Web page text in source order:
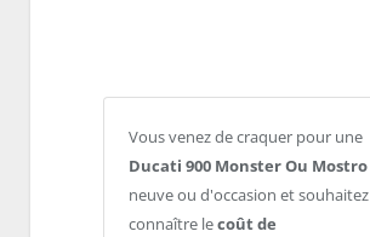
Vous venez de craquer pour une
Ducati 900 Monster Ou Mostro
neuve ou d'occasion et souhaitez
connaître lecoût de